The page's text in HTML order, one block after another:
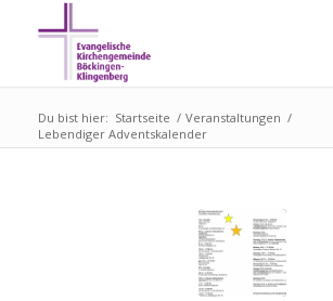
Du bist hier: Startseite / Veranstaltungen /
Lebendiger Adventskalender